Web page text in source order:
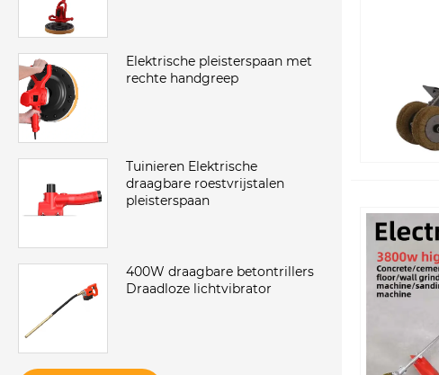
Elektrische pleisterspaan met
rechte handgreep
Tuinieren Elektrische
draagbare roestvrijstalen
pleisterspaan
‌‌‌400W draagbare betontrillers
Draadloze lichtvibrator